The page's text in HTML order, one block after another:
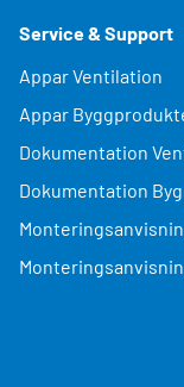
Service & Support
Appar Ventilation
Appar
Dokumentation
Dokumentation